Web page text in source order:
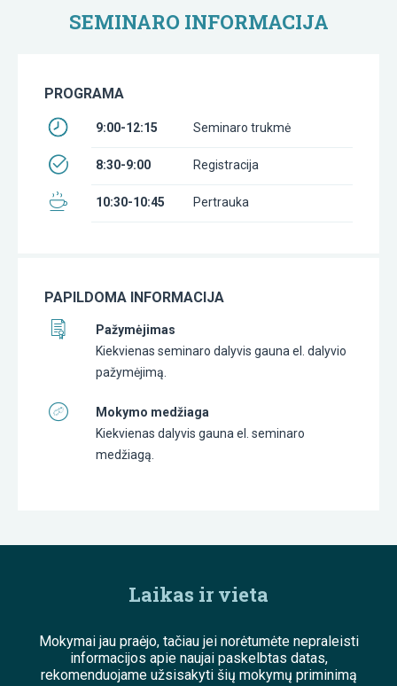
SEMINARO INFORMACIJA
PROGRAMA
9:00-12:15 Seminaro trukmė
8:30-9:00 Registracija
10:30-10:45 Pertrauka
PAPILDOMA INFORMACIJA
Pažymėjimas
Kiekvienas seminaro dalyvis gauna el. dalyvio
pažymėjimą.
Mokymo medžiaga
Kiekvienas dalyvis gauna el. seminaro
medžiagą.
Laikas ir vieta
Mokymai jau praėjo, tačiau jei norėtumėte nepraleisti
informacijos apie naujai paskelbtas datas,
rekomenduojame užsisakyti šių mokymų priminimą